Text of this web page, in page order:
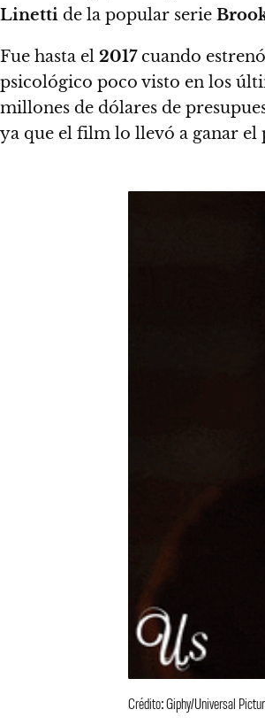
Linetti de la popular serie
Fue hasta el 2017cuando
psicológico poco visto en los
millones de dólares de
ya que el film lo llevó a ganar el
Crédito: Giphy/Universal